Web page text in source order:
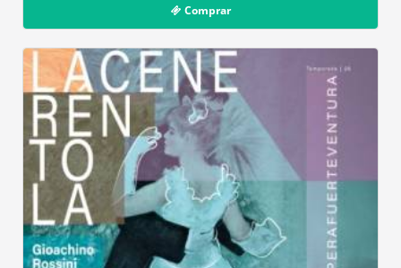
Comprar